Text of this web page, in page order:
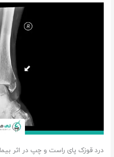
درد قوزک پای راست و چپ در اثر